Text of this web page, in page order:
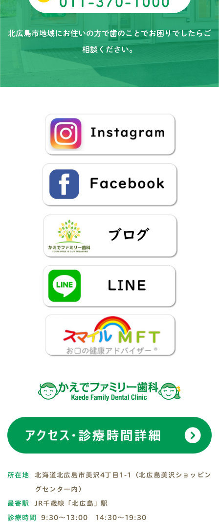
北広島市地域にお住いの方で歯のことでお困りでしたらご
相談ください。
所在地 北海道北広島市美沢4丁目1-1（北広島美沢ショッピン
グセンター内）
最寄駅 JR千歳線「北広島」駅
診療時間 9:30～13:00 14:30～19:30